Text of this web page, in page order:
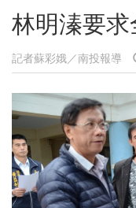
林明溱要
記者蘇彩娥／南投報導